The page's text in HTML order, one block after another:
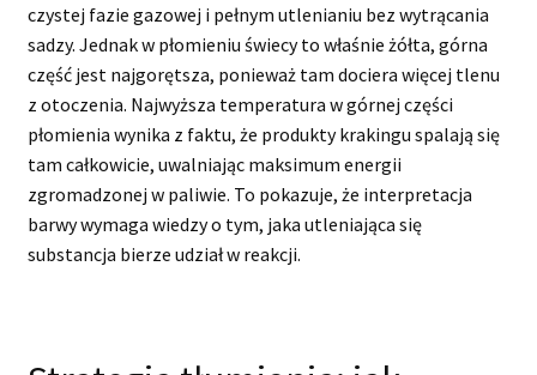
czystej fazie gazowej i pełnym utlenianiu bez wytrącania
sadzy. Jednak w płomieniu świecy to właśnie żółta, górna
część jest najgorętsza, ponieważ tam dociera więcej tlenu
z otoczenia. Najwyższa temperatura w górnej części
płomienia wynika z faktu, że produkty krakingu spalają się
tam całkowicie, uwalniając maksimum energii
zgromadzonej w paliwie. To pokazuje, że interpretacja
barwy wymaga wiedzy o tym, jaka utleniająca się
substancja bierze udział w reakcji.